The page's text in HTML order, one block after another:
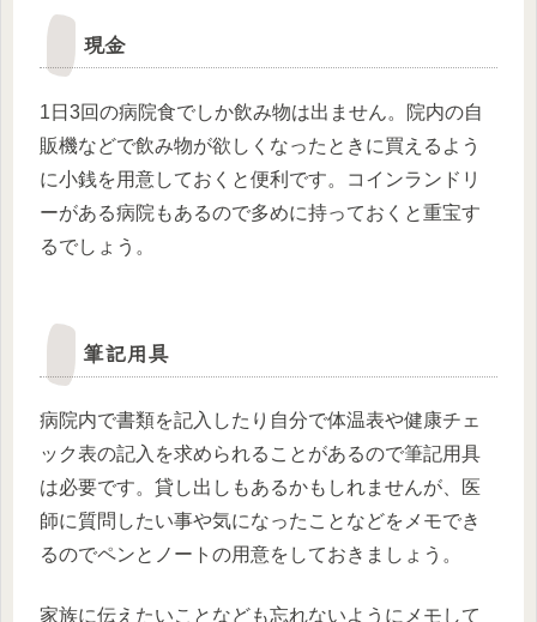
現金
1日3回の病院食でしか飲み物は出ません。院内の自
販機などで飲み物が欲しくなったときに買えるよう
に小銭を用意しておくと便利です。コインランドリ
ーがある病院もあるので多めに持っておくと重宝す
るでしょう。
筆記用具
病院内で書類を記入したり自分で体温表や健康チェ
ック表の記入を求められることがあるので筆記用具
は必要です。貸し出しもあるかもしれませんが、医
師に質問したい事や気になったことなどをメモでき
るのでペンとノートの用意をしておきましょう。
家族に伝えたいことなども忘れないようにメモして